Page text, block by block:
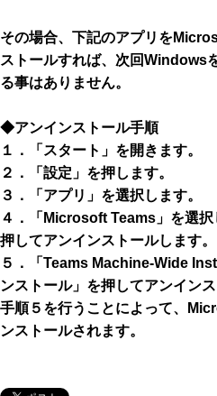
その場合、下記のアプリを
ストールすれば、次回Windows
る事はありません。
◆アンインストール手順
１．「スタート」を開きます。
２．「設定」を押します。
３．「アプリ」を選択します。
４．「Microsoft Teams」を選
押してアンインストールします。
５．「Teams Machine-Wide
ンストール」を押してアンインス
手順５を行うことによって、
ンストールされます。